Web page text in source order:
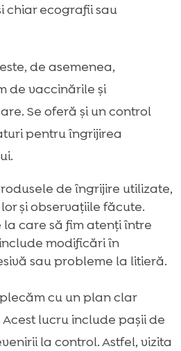
chiar ecografii sau
de asemenea,
de vaccinările și
Se oferă și un control
pentru îngrijirea
de îngrijire utilizate,
și observațiile făcute.
la care să fim atenți între
modificări în
sau probleme la litieră.
cu un plan clar
lucru include pașii de
la control. Astfel, vizita